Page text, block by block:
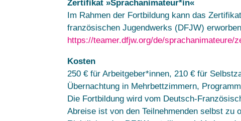
Zertifikat »Sprachanimateur*in«
Im Rahmen der Fortbildung kann das
französischen Jugendwerks (DFJW)
https://teamer.dfjw.org/de/sprachanimateure/
Kosten
250 € für Arbeitgeber*innen, 210 € für
Übernachtung in Mehrbettzimmern,
Die Fortbildung wird vom Deutsch-
Abreise ist von den Teilnehmenden selbst zu